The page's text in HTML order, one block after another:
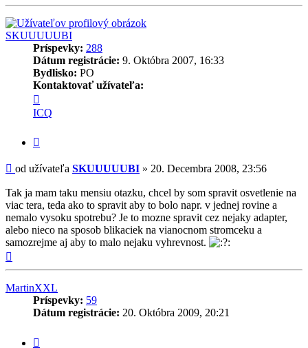
SKUUUUUBI
Príspevky: 288
Dátum registrácie: 9. Októbra 2007, 16:33
Bydlisko: PO
Kontaktovať užívateľa:
informácie
užívateľa
SKUUUUUBI
ICQ
Príspevok
od užívateľa SKUUUUUBI » 20. Decembra 2008, 23:56
Tak ja mam taku mensiu otazku, chcel by som spravit osvetlenie na
viac tera, teda ako to spravit aby to bolo napr. v jednej rovine a
nemalo vysoku spotrebu? Je to mozne spravit cez nejaky adapter,
alebo nieco na sposob blikaciek na vianocnom stromceku a
samozrejme aj aby to malo nejaku vyhrevnost.
MartinXXL
Príspevky: 59
Dátum registrácie: 20. Októbra 2009, 20:21